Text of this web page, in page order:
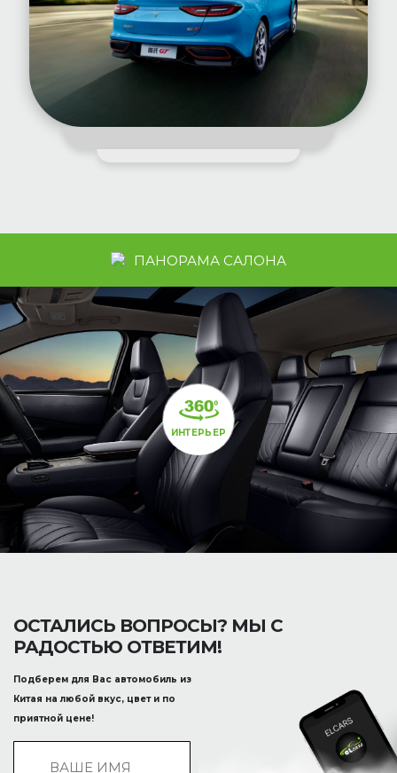
ПАНОРАМА САЛОНА
ИНТЕРЬЕР
ОСТАЛИСЬ ВОПРОСЫ? МЫ С
РАДОСТЬЮ ОТВЕТИМ!
Подберем для Вас автомобиль из
Китая на любой вкус, цвет и по
приятной цене!